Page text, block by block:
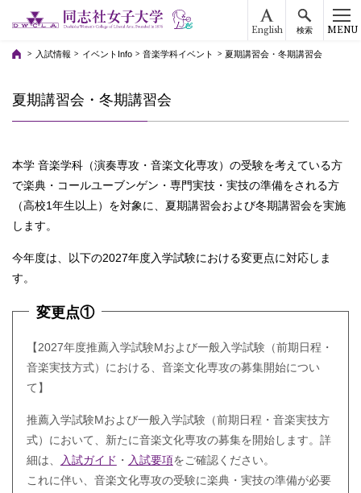
English 検索 MENU
入試情報 イベントInfo 音楽学科イベント 夏期講習会・冬期講習会
夏期講習会・冬期講習会
本学 音楽学科（演奏専攻・音楽文化専攻）の受験を考えている方
で楽典・コールユーブンゲン・専門実技・実技の準備をされる方
（高校1年生以上）を対象に、夏期講習会および冬期講習会を実施
します。
今年度は、以下の2027年度入学試験における変更点に対応しま
す。
変更点①
【2027年度推薦入学試験Мおよび一般入学試験（前期日程・
音楽実技方式）における、音楽文化専攻の募集開始につい
て】
推薦入学試験Мおよび一般入学試験（前期日程・音楽実技方
式）において、新たに音楽文化専攻の募集を開始します。詳
細は、
入試ガイド ・ 入試要項をご確認ください。
これに伴い、音楽文化専攻の受験に楽典・実技の準備が必要